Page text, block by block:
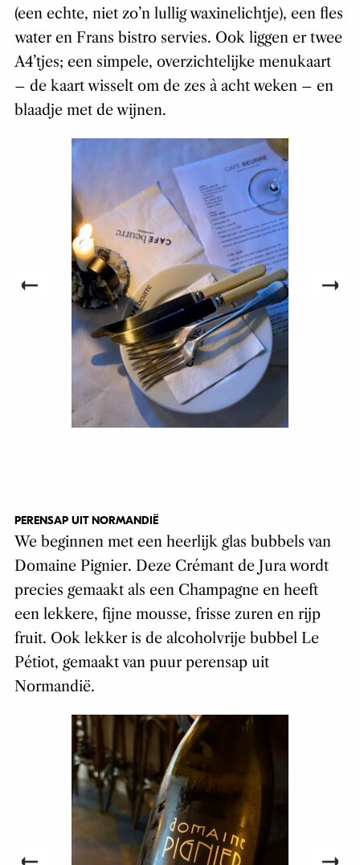
(een echte, niet zo’n lullig waxinelichtje), een fles
water en Frans bistro servies. Ook liggen er twee
A4’tjes; een simpele, overzichtelijke menukaart
– de kaart wisselt om de zes à acht weken – en
blaadje met de wijnen.
PERENSAP UIT NORMANDIË
We beginnen met een heerlijk glas bubbels van
Domaine Pignier. Deze Crémant de Jura wordt
precies gemaakt als een Champagne en heeft
een lekkere, fijne mousse, frisse zuren en rijp
fruit. Ook lekker is de alcoholvrije bubbel Le
Pétiot, gemaakt van puur perensap uit
Normandië.